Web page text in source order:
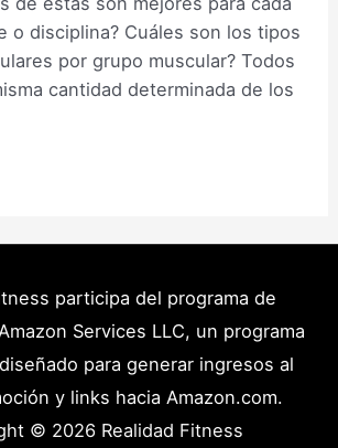
o disciplina? Cuáles son los tipos
por grupo muscular? Todos
cantidad determinada de los
participa del programa de
Services LLC, un programa
para generar ingresos al
y links hacia Amazon.com.
© 2026 Realidad Fitness